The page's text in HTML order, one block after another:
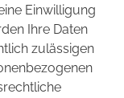
Einwilligung
Ihre Daten
zulässigen